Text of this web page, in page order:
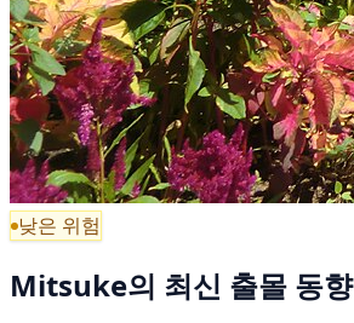
낮은 위험
Mitsuke의 최신 출몰 동향